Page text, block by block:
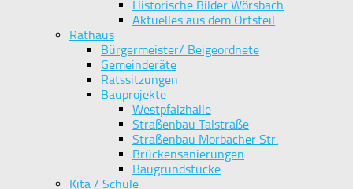
Historische Bilder Wörsbach
Aktuelles aus dem Ortsteil
Rathaus
Bürgermeister/ Beigeordnete
Gemeinderäte
Ratssitzungen
Bauprojekte
Westpfalzhalle
Straßenbau Talstraße
Straßenbau Morbacher Str.
Brückensanierungen
Baugrundstücke
Kita / Schule